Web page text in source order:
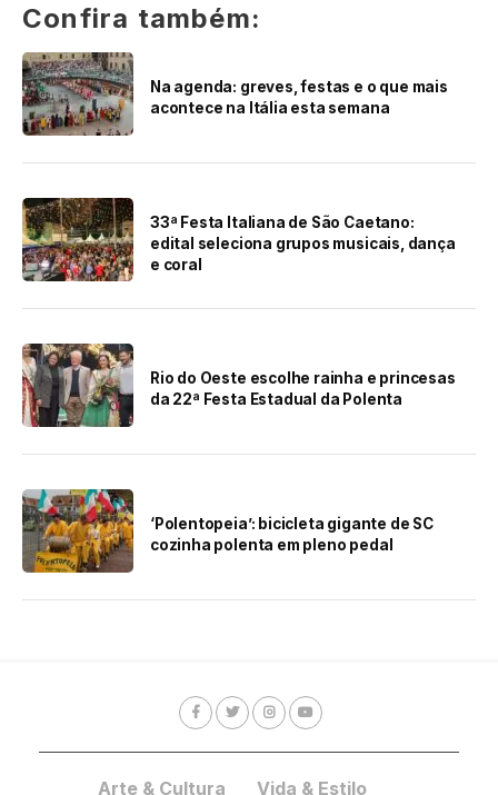
Confira também:
Na agenda: greves, festas e o que mais
acontece na Itália esta semana
33ª Festa Italiana de São Caetano:
edital seleciona grupos musicais, dança
e coral
Rio do Oeste escolhe rainha e princesas
da 22ª Festa Estadual da Polenta
‘Polentopeia’: bicicleta gigante de SC
cozinha polenta em pleno pedal
Arte & Cultura Vida & Estilo